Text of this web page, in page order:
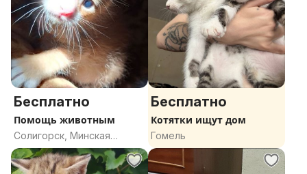
Бесплатно
Помощь животным
Солигорск, Минская
область
Бесплатно
Котятки ищут дом
Гомель